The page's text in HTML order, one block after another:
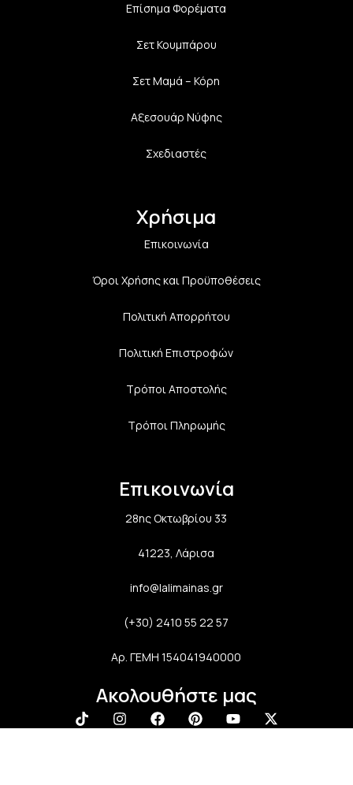
Επίσημα Φορέματα
Σετ Κουμπάρου
Σετ Μαμά – Κόρη
Αξεσουάρ Νύφης
Σχεδιαστές
Χρήσιμα
Επικοινωνία
Όροι Χρήσης και Προϋποθέσεις
Πολιτική Aπορρήτου
Πολιτική Επιστροφών
Τρόποι Αποστολής
Τρόποι Πληρωμής
Επικοινωνία
28ης Οκτωβρίου 33
41223, Λάρισα
info@lalimainas.gr
(+30) 2410 55 22 57
Αρ. ΓΕΜΗ 154041940000
Ακολουθήστε μας